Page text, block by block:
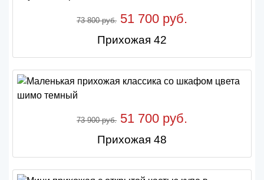
73 800 руб. 51 700 руб.
Прихожая 42
73 900 руб. 51 700 руб.
Прихожая 48